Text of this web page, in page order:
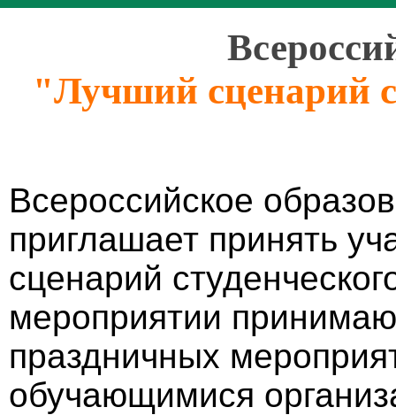
"Лучший сценарий
Всероссийское
приглашает принять
сценарий
мероприятии
праздничных
обучающимися